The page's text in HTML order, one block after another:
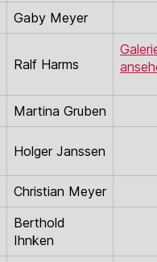
Gaby Meyer
Ralf Harms
Martina Gruben
Holger Janssen
Christian Meyer
Berthold
Ihnken